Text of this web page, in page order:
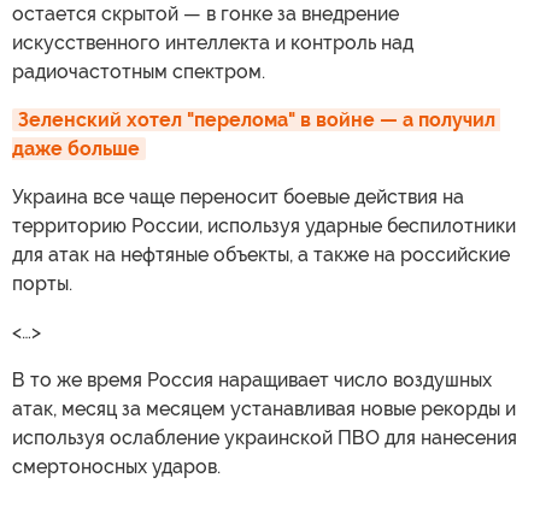
остается скрытой — в гонке за внедрение
искусственного интеллекта и контроль над
радиочастотным спектром.
Зеленский хотел "перелома" в войне — а получил
даже больше
Украина все чаще переносит боевые действия на
территорию России, используя ударные беспилотники
для атак на нефтяные объекты, а также на российские
порты.
<…>
В то же время Россия наращивает число воздушных
атак, месяц за месяцем устанавливая новые рекорды и
используя ослабление украинской ПВО для нанесения
смертоносных ударов.